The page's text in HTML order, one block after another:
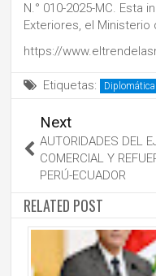
N.° 010-2025-MC.
Exteriores, el Ministerio
https://
Etiquetas:
Next
AUTORIDADES DEL
COMERCIAL Y
PERÚ-ECUADOR
RELATED POST